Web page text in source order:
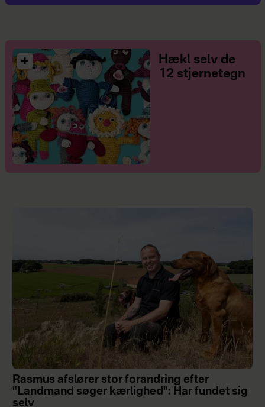
Hækl selv de
12 stjernetegn
Rasmus afslører stor forandring efter
"Landmand søger kærlighed": Har fundet sig
selv